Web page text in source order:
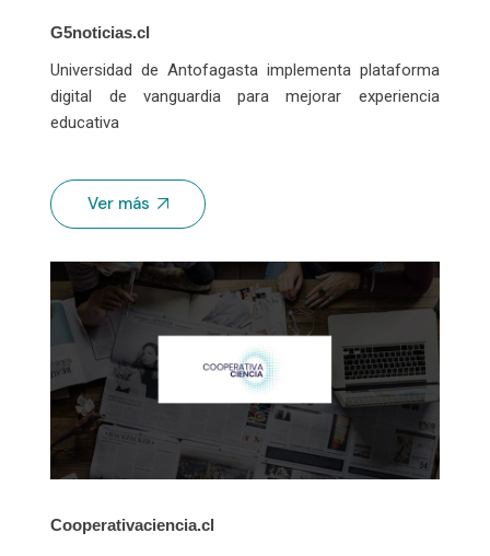
G5noticias.cl
Universidad de Antofagasta implementa plataforma
digital de vanguardia para mejorar experiencia
educativa
Ver más
Cooperativaciencia.cl